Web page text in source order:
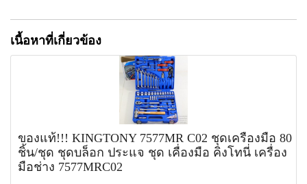
เนื้อหาที่เกี่ยวข้อง
ของแท้!!! KINGTONY 7577MR C02 ชุดเครื่องมือ 80
ชิ้น/ชุด ชุดบล็อก ประแจ ชุด เคื่องมือ คิงโทนี่ เครื่อง
มือช่าง 7577MRC02